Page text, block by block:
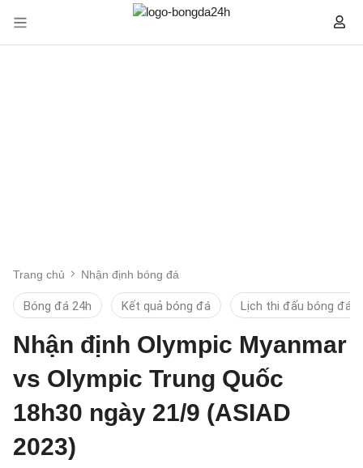
Trang chủ Nhận định bóng đá
Bóng đá 24h Kết quả bóng đá Lịch thi đấu bóng đá
Nhận định Olympic Myanmar
vs Olympic Trung Quốc
18h30 ngày 21/9 (ASIAD
2023)